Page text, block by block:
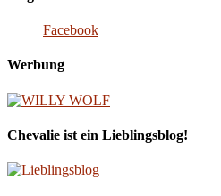
Facebook
Werbung
Chevalie ist ein Lieblingsblog!